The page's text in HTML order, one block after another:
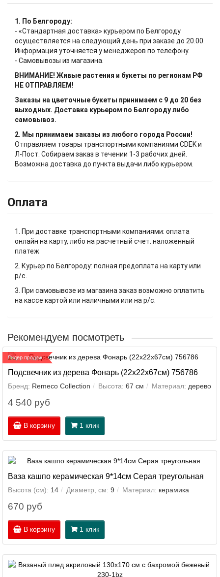
1. По Белгороду:
- «Стандартная доставка» курьером по Белгороду
осуществляется на следующий день при заказе до 20.00.
Информация уточняется у менеджеров по телефону.
- Самовывозы из магазина.
ВНИМАНИЕ! Живые растения и букеты по регионам РФ
НЕ ОТПРАВЛЯЕМ!
Заказы на цветочные букеты принимаем с 9 до 20 без
выходных. Доставка курьером по Белгороду либо
самовывоз.
2. Мы принимаем заказы из любого города России!
Отправляем товары транспортными компаниями CDEK и
Л-Пост. Собираем заказ в течении 1-3 рабочих дней.
Возможна доставка до пункта выдачи либо курьером.
Оплата
1. При доставке транспортными компаниями: оплата
онлайн на карту, либо на расчетный счет. наложенный
платеж
2. Курьер по Белгороду: полная предоплата на карту или
р/с.
3. При самовывозе из магазина заказ возможно оплатить
на кассе картой или наличными или на р/с.
Рекомендуем посмотреть
Лидер продаж!
Подсвечник из дерева Фонарь (22х22х67см) 756786
Бренд: Remeco Collection Высота: 67 см Материал: дерево
4 540 руб
В корзину 1 клик
Ваза кашпо керамическая 9*14см Серая треугольная
Высота (см): 14 Диаметр, см: 9 Материал: керамика
670 руб
В корзину 1 клик